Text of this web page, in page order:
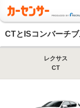
CTとISコンバーチ
レクサス
CT